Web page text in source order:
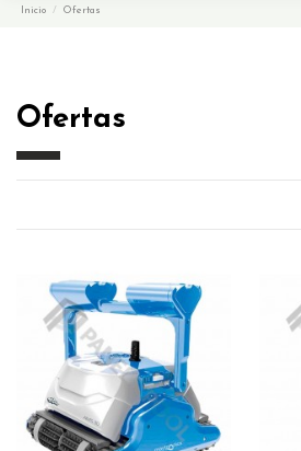
Inicio Ofertas
Ofertas